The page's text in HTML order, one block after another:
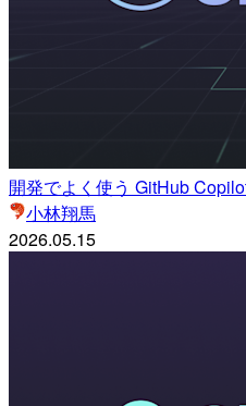
開発でよく使う GitHub
小林翔馬
2026.05.15